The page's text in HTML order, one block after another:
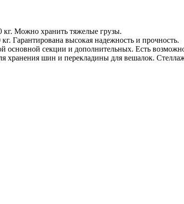
кг. Можно хранить тяжелые грузы.
кг. Гарантирована высокая надежность и прочность.
основной секции и дополнительных. Есть
хранения шин и перекладины для вешалок.